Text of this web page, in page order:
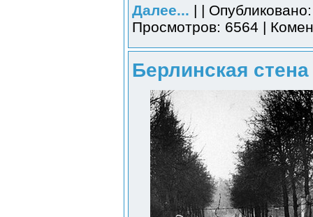
Далее... | |
Просмотров: 6564 |
Берлинская